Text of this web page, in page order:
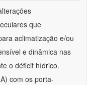
que
aclimatização e/ou
e dinâmica nas
o déficit hídrico.
com os porta-